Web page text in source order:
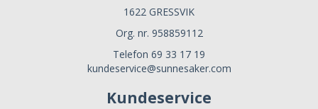
1622 GRESSVIK
Org. nr. 958859112
Telefon 69 33 17 19
kundeservice@sunnesaker.com
Kundeservice